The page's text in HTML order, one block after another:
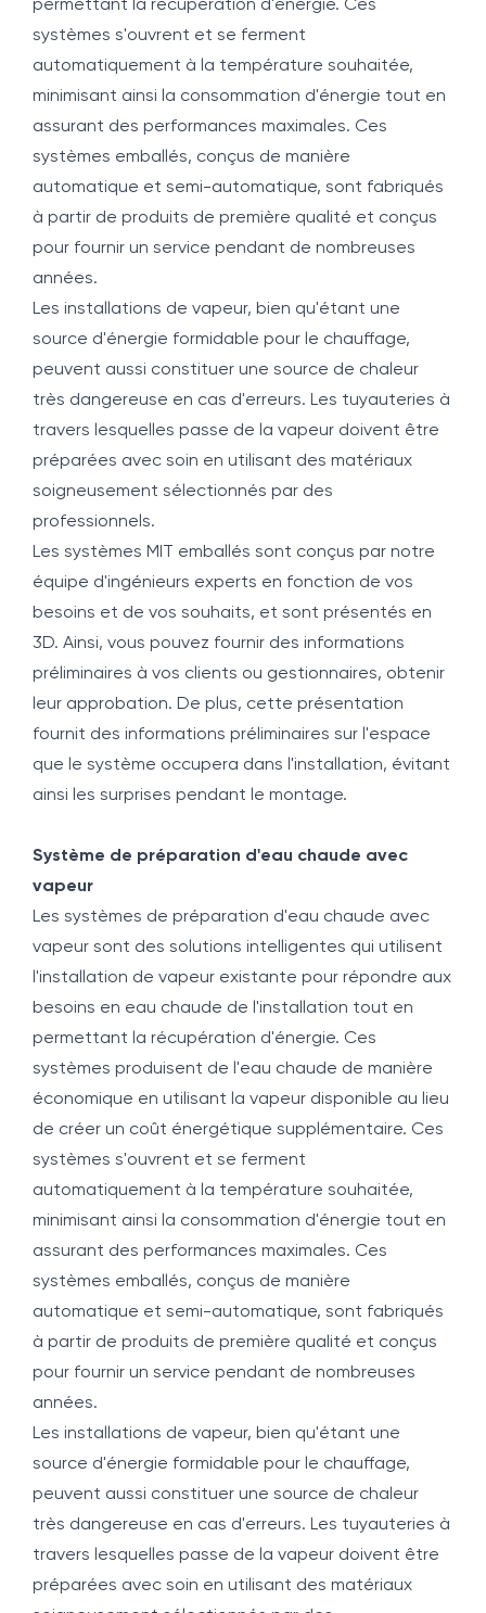
permettant la récupération d'énergie. Ces
systèmes s'ouvrent et se ferment
automatiquement à la température souhaitée,
minimisant ainsi la consommation d'énergie tout en
assurant des performances maximales. Ces
systèmes emballés, conçus de manière
automatique et semi-automatique, sont fabriqués
à partir de produits de première qualité et conçus
pour fournir un service pendant de nombreuses
années.
Les installations de vapeur, bien qu'étant une
source d'énergie formidable pour le chauffage,
peuvent aussi constituer une source de chaleur
très dangereuse en cas d'erreurs. Les tuyauteries à
travers lesquelles passe de la vapeur doivent être
préparées avec soin en utilisant des matériaux
soigneusement sélectionnés par des
professionnels.
Les systèmes MIT emballés sont conçus par notre
équipe d'ingénieurs experts en fonction de vos
besoins et de vos souhaits, et sont présentés en
3D. Ainsi, vous pouvez fournir des informations
préliminaires à vos clients ou gestionnaires, obtenir
leur approbation. De plus, cette présentation
fournit des informations préliminaires sur l'espace
que le système occupera dans l'installation, évitant
ainsi les surprises pendant le montage.
Système de préparation d'eau chaude avec
vapeur
Les systèmes de préparation d'eau chaude avec
vapeur sont des solutions intelligentes qui utilisent
l'installation de vapeur existante pour répondre aux
besoins en eau chaude de l'installation tout en
permettant la récupération d'énergie. Ces
systèmes produisent de l'eau chaude de manière
économique en utilisant la vapeur disponible au lieu
de créer un coût énergétique supplémentaire. Ces
systèmes s'ouvrent et se ferment
automatiquement à la température souhaitée,
minimisant ainsi la consommation d'énergie tout en
assurant des performances maximales. Ces
systèmes emballés, conçus de manière
automatique et semi-automatique, sont fabriqués
à partir de produits de première qualité et conçus
pour fournir un service pendant de nombreuses
années.
Les installations de vapeur, bien qu'étant une
source d'énergie formidable pour le chauffage,
peuvent aussi constituer une source de chaleur
très dangereuse en cas d'erreurs. Les tuyauteries à
travers lesquelles passe de la vapeur doivent être
préparées avec soin en utilisant des matériaux